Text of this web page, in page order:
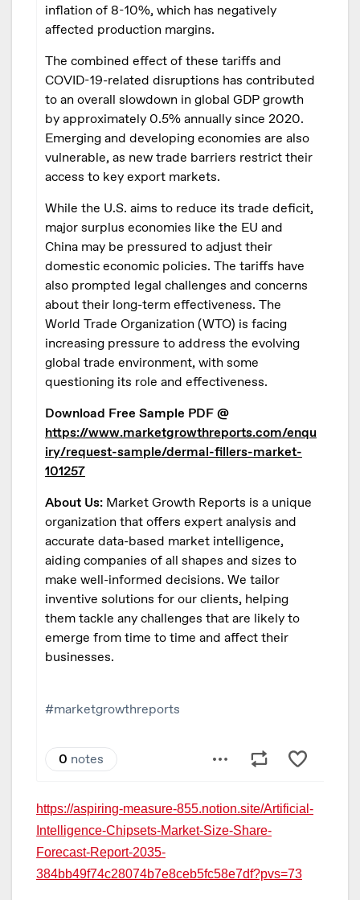
https://aspiring-measure-855.notion.site/Artificial-
Intelligence-Chipsets-Market-Size-Share-
Forecast-Report-2035-
384bb49f74c28074b7e8ceb5fc58e7df?pvs=73